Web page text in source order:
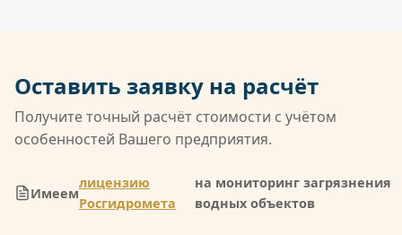
того, компания имеет лицензию Росгидромета
(Л039-00117-77/02547257) на деятельность в
области гидрометеорологии, включающую
водных объектов и почв. Также имеется допуск
СРО на выполнение инженерно-экологических
Оставить заявку на расчёт
Получите точный расчёт стоимости с учётом
особенностей Вашего предприятия.
Имеем
лицензию
Росгидромета
на мониторинг загрязнения
водных объектов